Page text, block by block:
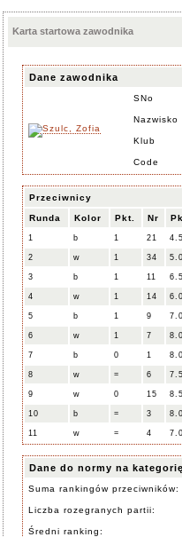
Karta startowa zawodnika
Dane zawodnika
SNo
Nazwisko
Klub
Code
Przeciwnicy
Runda Kolor Pkt. Nr
1 b 1 21
2 w 1 34
3 b 1 11
4 w 1 14
5 b 1 9
6 w 1 7
7 b 0 1
8 w = 6
9 w 0 15
10 b = 3
11 w = 4
Dane do normy na
Suma rankingów przeciwników:
Liczba rozegranych partii:
Średni ranking: